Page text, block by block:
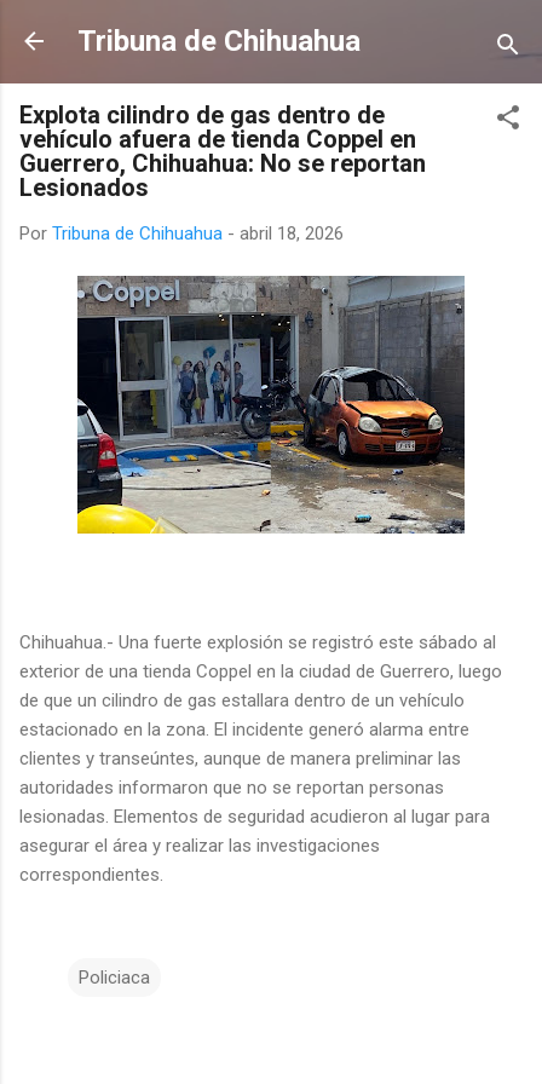
Ir al contenido principal
Tribuna de Chihuahua
Explota cilindro de gas dentro de
vehículo afuera de tienda Coppel en
Guerrero, Chihuahua: No se reportan
Lesionados
Por Tribuna de Chihuahua - abril 18, 2026
Chihuahua.- Una fuerte explosión se registró este sábado al
exterior de una tienda Coppel en la ciudad de Guerrero, luego
de que un cilindro de gas estallara dentro de un vehículo
estacionado en la zona. El incidente generó alarma entre
clientes y transeúntes, aunque de manera preliminar las
autoridades informaron que no se reportan personas
lesionadas. Elementos de seguridad acudieron al lugar para
asegurar el área y realizar las investigaciones
correspondientes.
Policiaca